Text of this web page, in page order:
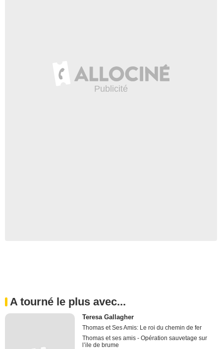
A tourné le plus avec...
Teresa Gallagher
Thomas et Ses Amis: Le roi du chemin de fer
Thomas et ses amis - Opération sauvetage sur
l’ile de brume